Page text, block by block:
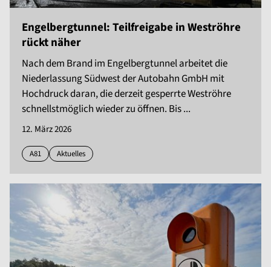
Engelbergtunnel: Teilfreigabe in Weströhre
rückt näher
Nach dem Brand im Engelbergtunnel arbeitet die
Niederlassung Südwest der Autobahn GmbH mit
Hochdruck daran, die derzeit gesperrte Weströhre
schnellstmöglich wieder zu öffnen. Bis ...
12. März 2026
A81 Aktuelles